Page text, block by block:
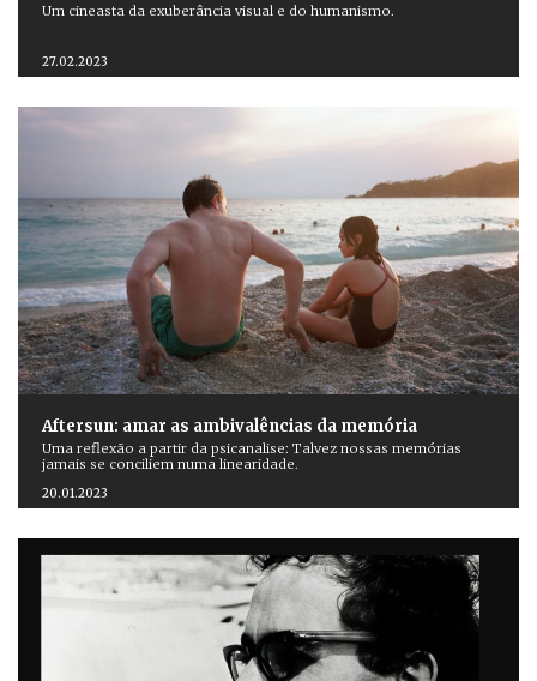
Um cineasta da exuberância visual e do humanismo.
27.02.2023
Aftersun: amar as ambivalências da memória
Uma reflexão a partir da psicanalise: Talvez nossas memórias
jamais se conciliem numa linearidade.
20.01.2023